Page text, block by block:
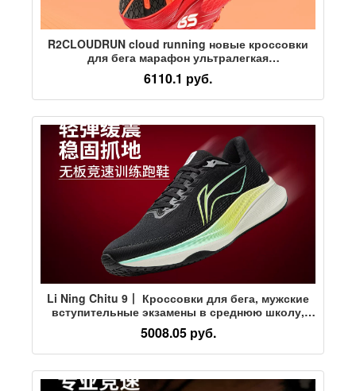
R2CLOUDRUN cloud running новые кроссовки
для бега марафон ультралегкая
амортизирующая профессиональная
спортивная обувь для тренировок со скакалкой
для мужчин и женщин
6110.1 руб.
Li Ning Chitu 9丨 Кроссовки для бега, мужские
вступительные экзамены в среднюю школу,
специальная скакалка для гонок без доски,
дышащая амортизирующая спортивная обувь
5008.05 руб.